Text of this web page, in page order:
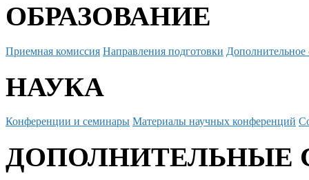
ОБРАЗОВАНИЕ
Приемная комиссия Направления подготовки Дополнительное
НАУКА
Конференции и семинары Материалы научных конференций
ДОПОЛНИТЕЛЬНЫЕ